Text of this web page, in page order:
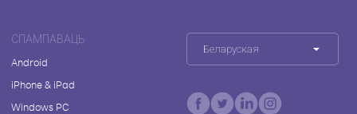
СПАМПАВАЦЬ
Android
iPhone & iPad
Windows PC
Беларуская